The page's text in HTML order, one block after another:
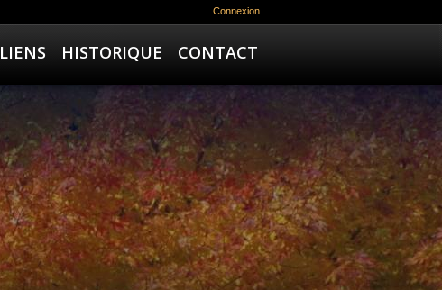
Connexion
LIENS HISTORIQUE CONTACT